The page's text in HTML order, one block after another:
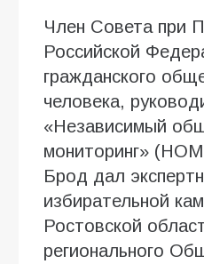
Член Совета при
Российской
гражданского
человека,
«Независимый
мониторинг»
Брод дал
избирательной
Ростовской
регионального